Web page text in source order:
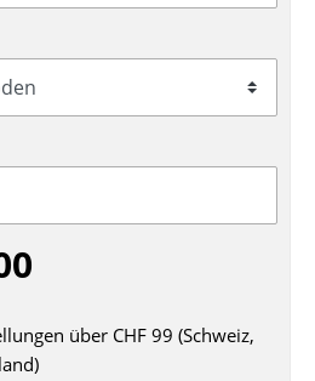
über CHF 99 (Schweiz,